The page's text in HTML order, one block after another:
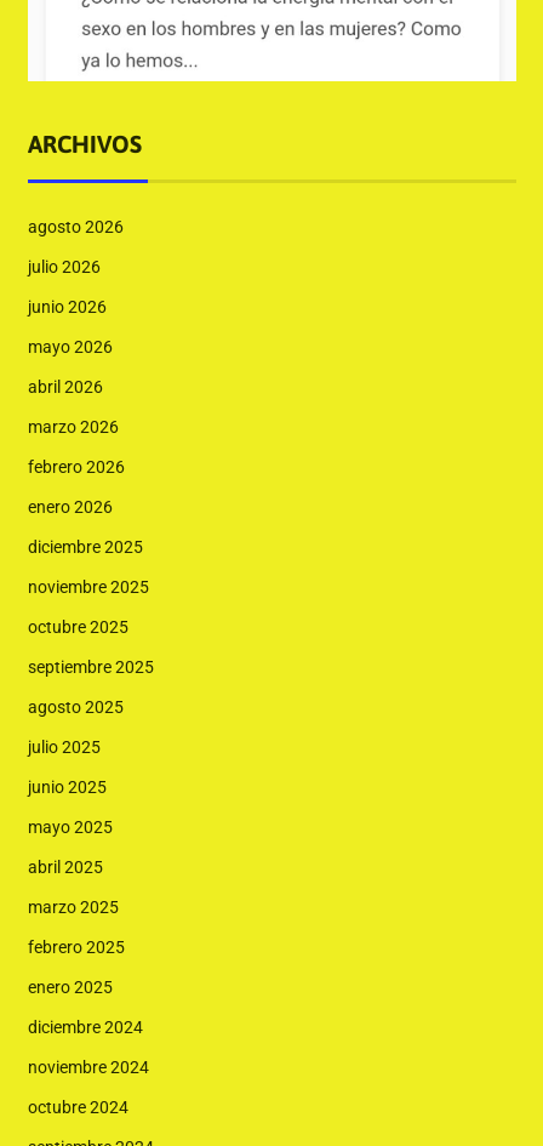
ARCHIVOS
agosto 2026
julio 2026
junio 2026
mayo 2026
abril 2026
marzo 2026
febrero 2026
enero 2026
diciembre 2025
noviembre 2025
octubre 2025
septiembre 2025
agosto 2025
julio 2025
junio 2025
mayo 2025
abril 2025
marzo 2025
febrero 2025
enero 2025
diciembre 2024
noviembre 2024
octubre 2024